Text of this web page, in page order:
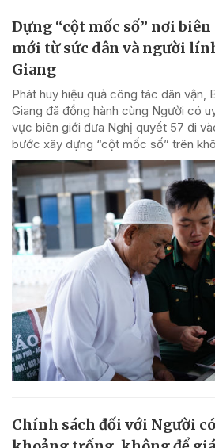
Dựng “cột mốc số” nơi
mới từ sức dân và người
Giang
Phát huy hiệu quả công tác dân vận,
Giang đã đồng hành cùng Người có
vực biên giới đưa Nghị quyết 57 đi
bước xây dựng “cột mốc số” trên
Chính sách đối với Người